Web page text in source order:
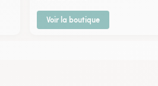
Voir la boutique